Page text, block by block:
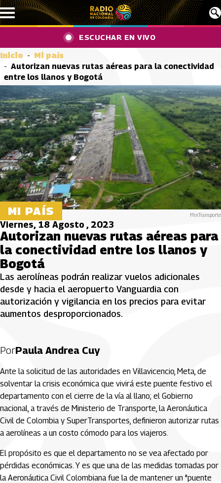
Pasar al contenido principal
ESCUCHAR EN VIVO
Inicio
Mi país
Autorizan nuevas rutas aéreas para la conectividad
entre los llanos y Bogotá
MI PAÍS MinTransporte
Viernes, 18 Agosto , 2023
Autorizan nuevas rutas aéreas para
la conectividad entre los llanos y
Bogotá
Las aerolíneas podrán realizar vuelos adicionales
desde y hacia el aeropuerto Vanguardia con
autorización y vigilancia en los precios para evitar
aumentos desproporcionados.
PorPaula Andrea Cuy
Ante la solicitud de las autoridades en Villavicencio, Meta, de
solventar la crisis económica que vivirá este puente festivo el
departamento con el cierre de la vía al llano; el Gobierno
nacional, a través de Ministerio de Transporte, la Aeronáutica
Civil de Colombia y SuperTransportes, definieron autorizar rutas
a aerolíneas a un costo cómodo para los viajeros.
El propósito es que el departamento no se vea afectado por
pérdidas económicas. Y es que una de las medidas tomadas por
la Aeronáutica Civil Colombiana fue la de mantener un "puente